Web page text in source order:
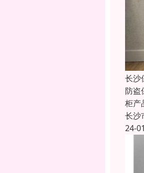
长沙
防盗
柜产
长沙
24-